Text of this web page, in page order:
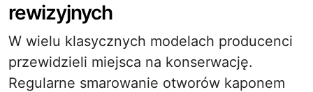
rewizyjnych
W wielu klasycznych modelach producenci
przewidzieli miejsca na konserwację.
Regularne smarowanie otworów kaponem